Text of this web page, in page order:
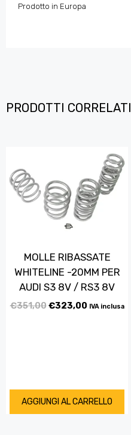
Prodotto in Europa
PRODOTTI CORRELATI
MOLLE RIBASSATE
WHITELINE -20MM PER
AUDI S3 8V / RS3 8V
€351,00€323,00 IVA inclusa
AGGIUNGI AL CARRELLO